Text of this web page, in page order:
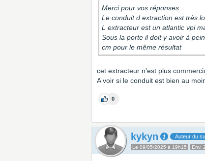
Merci pour vos réponses
Le conduit d extraction est très
L extracteur est un atlantic vpi
Sous la porte il doit y avoir à
cm pour le même résultat
cet extracteur n'est plus
A voir si le conduit est bien au
0
kykyn Auteur du
Le 09/05/2025 à 19h15 Env.